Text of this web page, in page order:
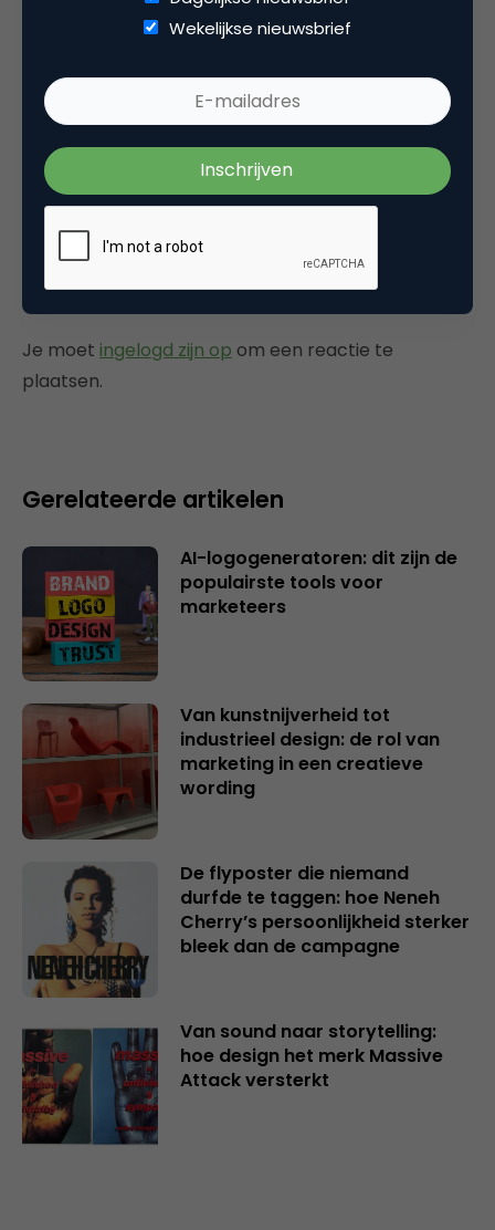
Geweldige show, ik heb ervan genoten.
projectie kijken in de markt. Ik ken een online
bron vision2watch.nl dat het maken van kunst
projectie voor klanten.
28 juni 2014 om 10:37
Plaats reactie
Je moet ingelogd zijn op om een reactie te
plaatsen.
Gerelateerde artikelen
AI-logogeneratoren: dit zijn de
populairste tools voor
marketeers
Van kunstnijverheid tot
industrieel design: de rol van
marketing in een creatieve
wording
De flyposter die niemand
durfde te taggen: hoe Neneh
Cherry’s persoonlijkheid sterker
bleek dan de campagne
Van sound naar storytelling:
hoe design het merk Massive
Attack versterkt
Wekelijkse nieuwsbrief